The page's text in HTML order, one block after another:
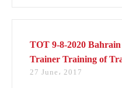
TOT 9-8-2020
Trainer Training of
27 June، 2017